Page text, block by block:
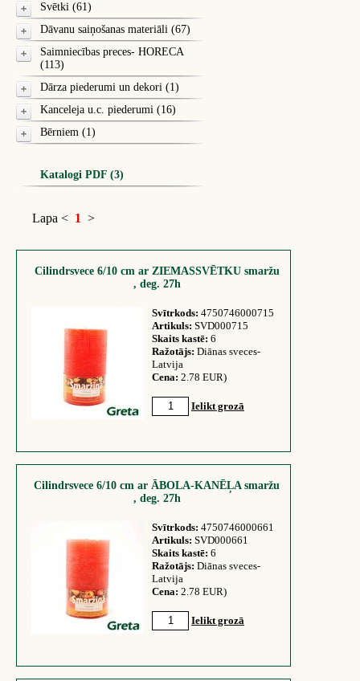
Svētki (61)
Dāvanu saiņošanas materiāli (67)
Saimniecības preces- HORECA
(113)
Dārza piederumi un dekori (1)
Kanceleja u.c. piederumi (16)
Bērniem (1)
Katalogi PDF (3)
Lapa < 1 >
Cilindrsvece 6/10 cm ar ZIEMASSVĒTKU smaržu
, deg. 27h
Svītrkods: 4750746000715
Artikuls: SVD000715
Skaits kastē: 6
Ražotājs: Diānas sveces-
Latvija
Cena: 2.78 EUR)
Ielikt grozā
Cilindrsvece 6/10 cm ar ĀBOLA-KANĒĻA smaržu
, deg. 27h
Svītrkods: 4750746000661
Artikuls: SVD000661
Skaits kastē: 6
Ražotājs: Diānas sveces-
Latvija
Cena: 2.78 EUR)
Ielikt grozā